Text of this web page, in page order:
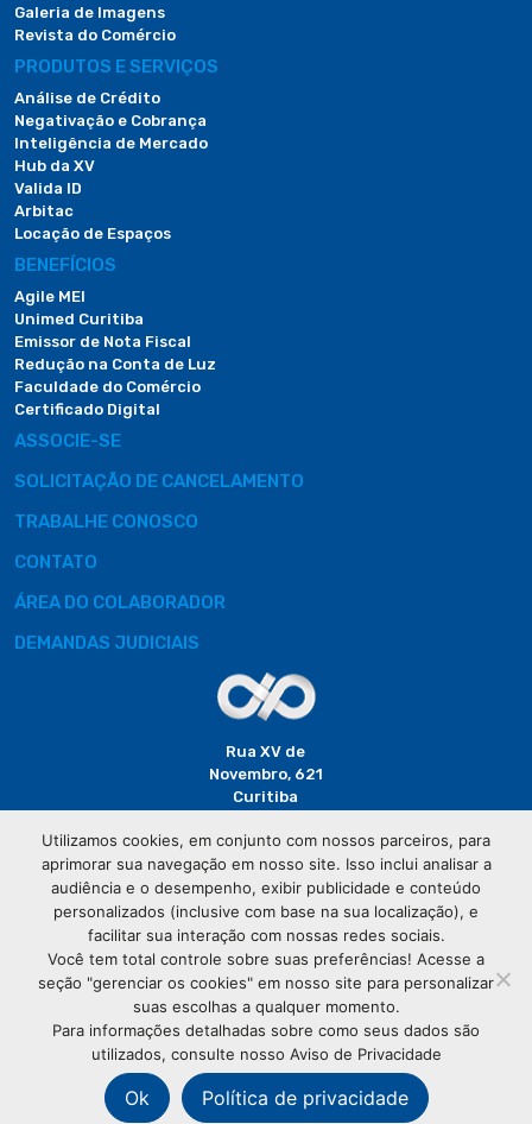
Galeria de Imagens
Revista do Comércio
PRODUTOS E SERVIÇOS
Análise de Crédito
Negativação e Cobrança
Inteligência de Mercado
Hub da XV
Valida ID
Arbitac
Locação de Espaços
BENEFÍCIOS
Agile MEI
Unimed Curitiba
Emissor de Nota Fiscal
Redução na Conta de Luz
Faculdade do Comércio
Certificado Digital
ASSOCIE-SE
SOLICITAÇÃO DE CANCELAMENTO
TRABALHE CONOSCO
CONTATO
ÁREA DO COLABORADOR
DEMANDAS JUDICIAIS
Rua XV de
Novembro, 621
Curitiba
(41) 3320-
2929
© CopyrightAssociação Comercial do Paraná - Todos os
direitos reservados
76.583.004/0001-01
Utilizamos cookies, em conjunto com nossos parceiros, para
aprimorar sua navegação em nosso site. Isso inclui analisar a
audiência e o desempenho, exibir publicidade e conteúdo
personalizados (inclusive com base na sua localização), e
facilitar sua interação com nossas redes sociais.
Você tem total controle sobre suas preferências! Acesse a
seção "gerenciar os cookies" em nosso site para personalizar
suas escolhas a qualquer momento.
Para informações detalhadas sobre como seus dados são
utilizados, consulte nosso Aviso de Privacidade
Ok Política de privacidade